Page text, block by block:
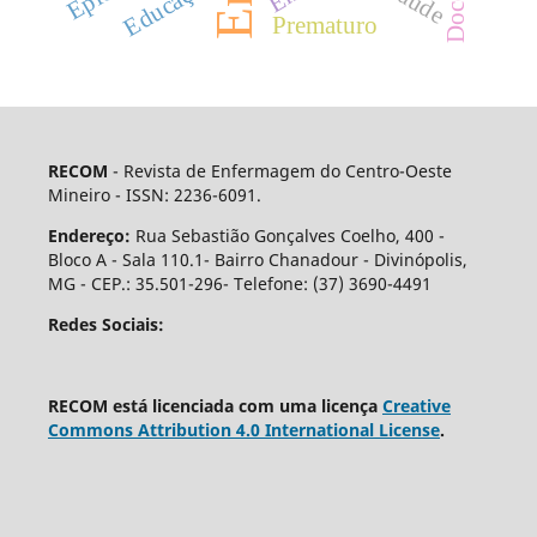
Prematuro
RECOM - Revista de Enfermagem do Centro-Oeste
Mineiro - ISSN: 2236-6091.
Endereço: Rua Sebastião Gonçalves Coelho, 400 -
Bloco A - Sala 110.1- Bairro Chanadour - Divinópolis,
MG - CEP.: 35.501-296- Telefone: (37) 3690-4491
Redes Sociais:
RECOM está licenciada com uma licença Creative
Commons Attribution 4.0 International License.